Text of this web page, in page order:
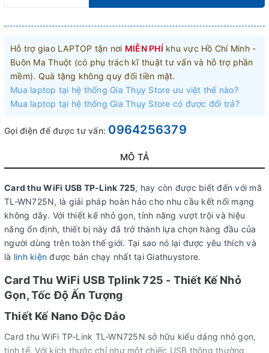
Hỗ trợ giao LAPTOP tận nơi MIỄN PHÍ khu vực Hồ Chí Minh -
Buôn Ma Thuột (có phụ trách kĩ thuật tư vấn và hỗ trợ phần
mềm). Quà tặng không quy đổi tiền mặt.
Mua laptop tại hệ thống Gia Thụy Store ưu việt thế nào?
Mua laptop tại hệ thống Gia Thụy Store có được đổi trả?
Gọi điện để được tư vấn: 0964256379
MÔ TẢ
Card thu WiFi USB TP-Link 725, hay còn được biết đến với mã
TL-WN725N, là giải pháp hoàn hảo cho nhu cầu kết nối mạng
không dây. Với thiết kế nhỏ gọn, tính năng vượt trội và hiệu
năng ổn định, thiết bị này đã trở thành lựa chọn hàng đầu của
người dùng trên toàn thế giới. Tại sao nó lại được yêu thích và
là linh kiện được bán chạy nhất tại Giathuystore.
Card Thu WiFi USB Tplink 725 - Thiết Kế Nhỏ
Gọn, Tốc Độ Ấn Tượng
Thiết Kế Nano Độc Đáo
Card thu WiFi TP-Link TL-WN725N sở hữu kiểu dáng nhỏ gọn,
tinh tế. Với kích thước chỉ như một chiếc USB thông thường,